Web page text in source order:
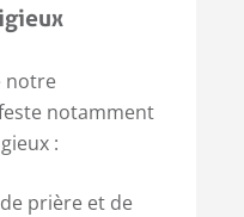
notre
notamment
:
prière et de